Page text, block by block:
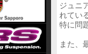
ジュニ
れてい
特に問
また、